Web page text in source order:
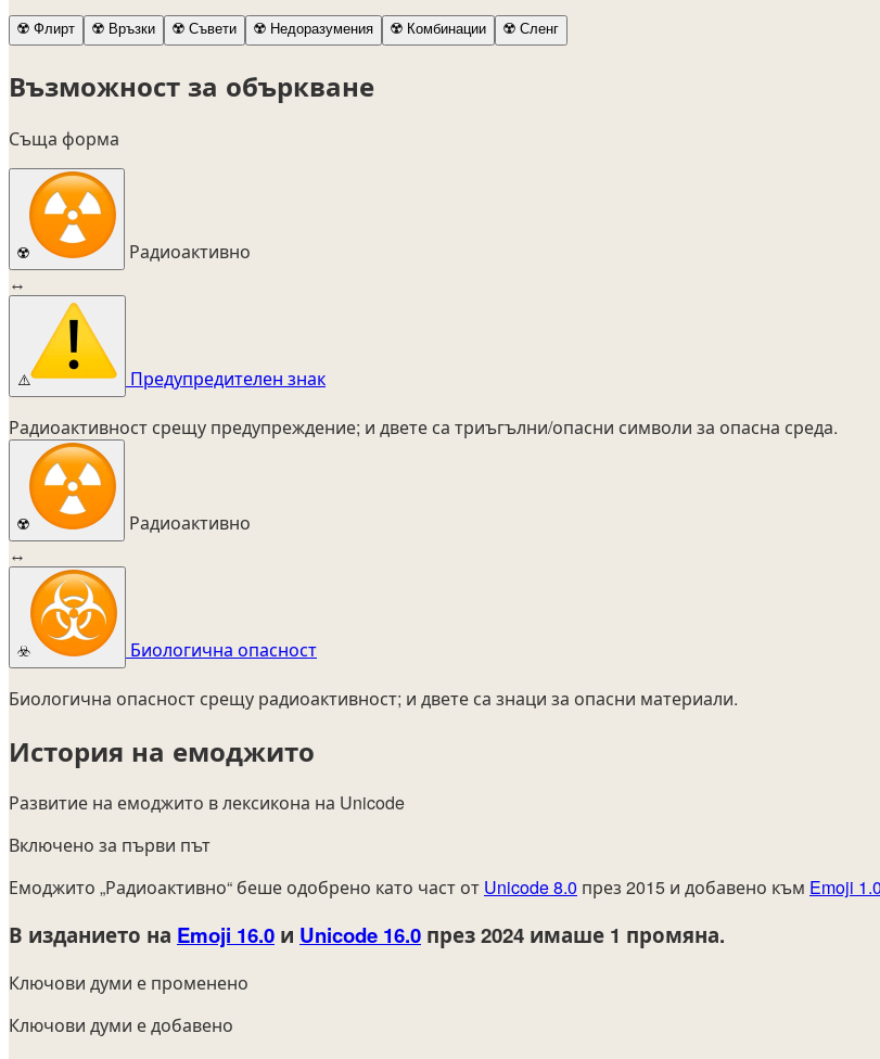
☢️ Флирт ☢️ Връзки ☢️ Съвети ☢️ Недоразумения ☢️ Комбинации ☢️ Сленг
Възможност за объркване
Съща форма
☢️
Радиоактивно
↔
⚠️
Предупредителен знак
Радиоактивност срещу предупреждение; и двете са триъгълни/опасни символи за опасна среда.
☢️
Радиоактивно
↔
☣️
Биологична опасност
Биологична опасност срещу радиоактивност; и двете са знаци за опасни материали.
История на емоджито
Развитие на емоджито в лексикона на Unicode
Включено за първи път
Емоджито „Радиоактивно“ беше одобрено като част от Unicode 8.0 през 2015 и добавено към Emoji 1.0
В изданието на Emoji 16.0 и Unicode 16.0 през 2024 имаше 1 промяна.
Ключови думи е променено
Ключови думи е добавено